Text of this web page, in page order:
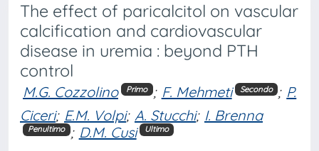
The effect of paricalcitol on vascular
calcification and cardiovascular
disease in uremia : beyond PTH
control
M.G. Cozzolino Primo ; F. Mehmeti Secondo ; P.
Ciceri; E.M. Volpi; A. Stucchi; I. Brenna
Penultimo ; D.M. Cusi Ultimo